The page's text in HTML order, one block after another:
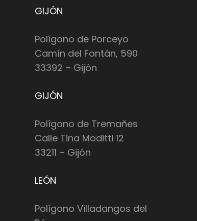
GIJÓN
Polígono de Porceyo
Camín del Fontán, 590
33392 – Gijón
GIJÓN
Polígono de Tremañes
Calle Tina Moditti 12
33211 – Gijón
LEÓN
Polígono Villadangos del